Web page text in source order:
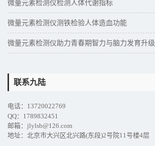
微量元素检测仪检测人体代谢指标
微量元素检测仪测铁检验人体造血功能
微量元素检测仪助力青春期智力与脑力发育升级
联系九陆
电话：13720022769
QQ：1789832451
邮箱：jlylsb@126.com
地址：北京市大兴区北兴路(东段)2号院11号楼4层